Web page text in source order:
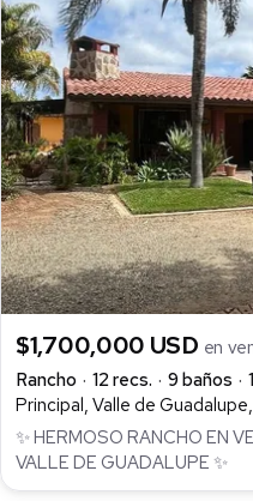
$1,700,000 USD en
Rancho
12 recs. 9 baños
Principal, Valle de
✨ HERMOSO RANCHO EN
VALLE DE GUADALUPE ✨